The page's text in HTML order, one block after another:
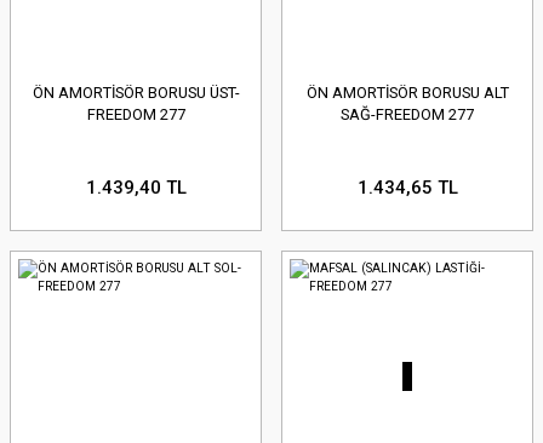
ÖN AMORTİSÖR BORUSU ÜST-
FREEDOM 277
1.439,40 TL
ÖN AMORTİSÖR BORUSU ALT
SAĞ-FREEDOM 277
1.434,65 TL